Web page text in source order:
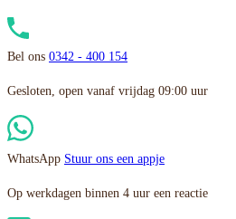
Bel ons 0342 - 400 154
Gesloten, open vanaf vrijdag 09:00 uur
WhatsApp Stuur ons een appje
Op werkdagen binnen 4 uur een reactie